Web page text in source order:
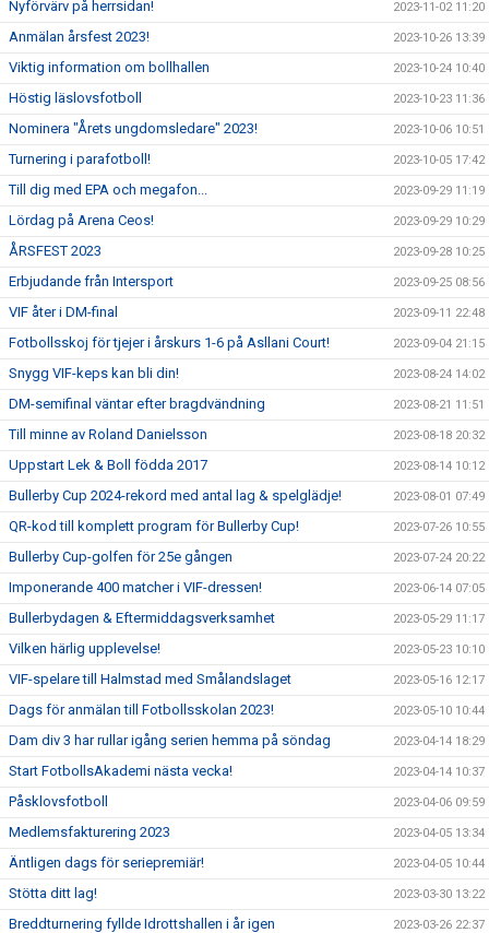
Nyförvärv på herrsidan! 2023-11-02 11:20
Anmälan årsfest 2023! 2023-10-26 13:39
Viktig information om bollhallen 2023-10-24 10:40
Höstig läslovsfotboll 2023-10-23 11:36
Nominera "Årets ungdomsledare" 2023! 2023-10-06 10:51
Turnering i parafotboll! 2023-10-05 17:42
Till dig med EPA och megafon... 2023-09-29 11:19
Lördag på Arena Ceos! 2023-09-29 10:29
ÅRSFEST 2023 2023-09-28 10:25
Erbjudande från Intersport 2023-09-25 08:56
VIF åter i DM-final 2023-09-11 22:48
Fotbollsskoj för tjejer i årskurs 1-6 på Asllani Court! 2023-09-04 21:15
Snygg VIF-keps kan bli din! 2023-08-24 14:02
DM-semifinal väntar efter bragdvändning 2023-08-21 11:51
Till minne av Roland Danielsson 2023-08-18 20:32
Uppstart Lek & Boll födda 2017 2023-08-14 10:12
Bullerby Cup 2024-rekord med antal lag & spelglädje! 2023-08-01 07:49
QR-kod till komplett program för Bullerby Cup! 2023-07-26 10:55
Bullerby Cup-golfen för 25e gången 2023-07-24 20:22
Imponerande 400 matcher i VIF-dressen! 2023-06-14 07:05
Bullerbydagen & Eftermiddagsverksamhet 2023-05-29 11:17
Vilken härlig upplevelse! 2023-05-23 10:10
VIF-spelare till Halmstad med Smålandslaget 2023-05-16 12:17
Dags för anmälan till Fotbollsskolan 2023! 2023-05-10 10:44
Dam div 3 har rullar igång serien hemma på söndag 2023-04-14 18:29
Start FotbollsAkademi nästa vecka! 2023-04-14 10:37
Påsklovsfotboll 2023-04-06 09:59
Medlemsfakturering 2023 2023-04-05 13:34
Äntligen dags för seriepremiär! 2023-04-05 10:44
Stötta ditt lag! 2023-03-30 13:22
Breddturnering fyllde Idrottshallen i år igen 2023-03-26 22:37